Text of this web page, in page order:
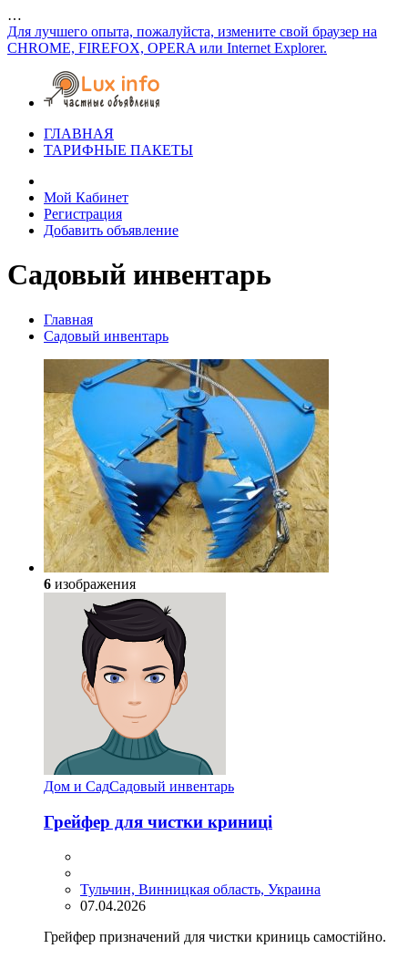
…
Для лучшего опыта, пожалуйста, измените свой браузер на
CHROME, FIREFOX, OPERA или Internet Explorer.
ГЛАВНАЯ
ТАРИФНЫЕ ПАКЕТЫ
Мой Кабинет
Регистрация
Добавить объявление
Садовый инвентарь
Главная
Садовый инвентарь
6 изображения
Дом и СадСадовый инвентарь
Грейфер для чистки криниці
Тульчин, Винницкая область, Украина
07.04.2026
Грейфер призначений для чистки криниць самостійно.